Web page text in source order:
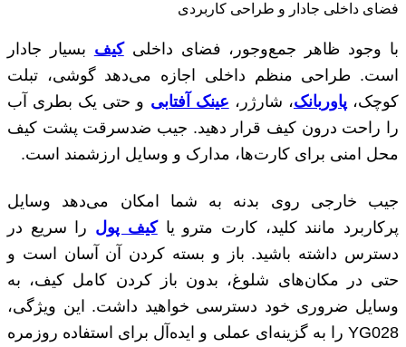
فضای داخلی جادار و طراحی کاربردی
با وجود ظاهر جمع‌وجور، فضای داخلیکیف بسیار جادار
است. طراحی منظم داخلی اجازه می‌دهد گوشی، تبلت
کوچک،پاوربانک، شارژر، عینک آفتابی و حتی یک بطری آب
را راحت درون کیف قرار دهید. جیب ضدسرقت پشت کیف
محل امنی برای کارت‌ها، مدارک و وسایل ارزشمند است.
جیب خارجی روی بدنه به شما امکان می‌دهد وسایل
پرکاربرد مانند کلید، کارت مترو یاکیف پول را سریع در
دسترس داشته باشید. باز و بسته کردن آن آسان است و
حتی در مکان‌های شلوغ، بدون باز کردن کامل کیف، به
وسایل ضروری خود دسترسی خواهید داشت. این ویژگی،
YG028 را به گزینه‌ای عملی و ایده‌آل برای استفاده روزمره